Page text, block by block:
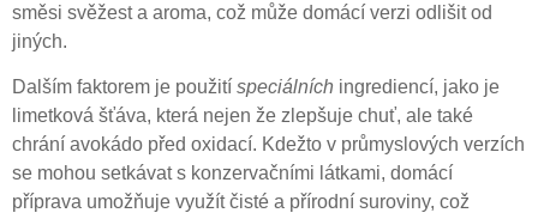
směsi svěžest a aroma, což může domácí verzi odlišit od
jiných.
Dalším faktorem je použití speciálních ingrediencí, jako je
limetková šťáva, která nejen že zlepšuje chuť, ale také
chrání avokádo před oxidací. Kdežto v průmyslových verzích
se mohou setkávat s konzervačními látkami, domácí
příprava umožňuje využít čisté a přírodní suroviny, což